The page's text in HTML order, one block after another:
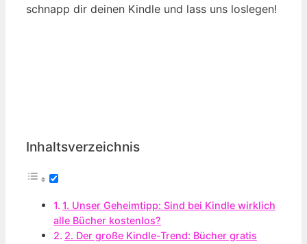
schnapp dir deinen Kindle und lass uns loslegen!
Inhaltsverzeichnis
1. Unser Geheimtipp: Sind bei Kindle wirklich
alle Bücher kostenlos?
2. Der große Kindle-Trend: Bücher gratis